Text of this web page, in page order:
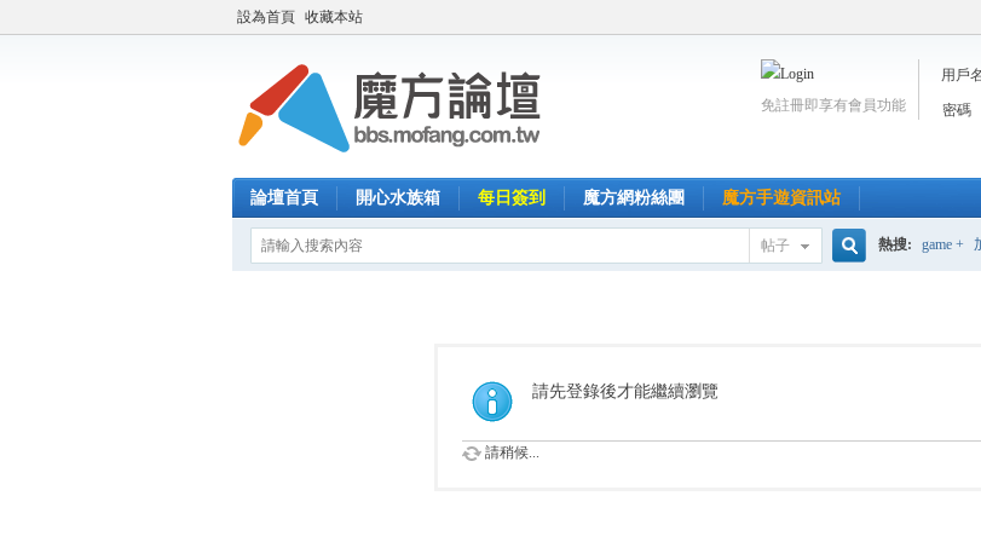
設為首頁 收藏本站
用戶名
密碼
免註冊即享有會員功能
論壇首頁 開心水族箱 每日簽到 魔方網粉絲團 魔方手遊資訊站
帖子 熱搜: game +
請先登錄後才能繼續瀏覽
請稍候...